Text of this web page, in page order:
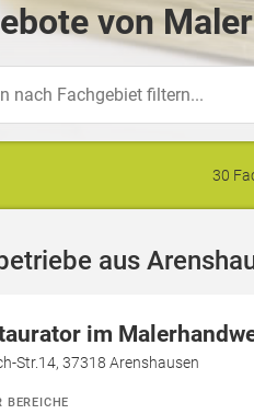
von
30
aus
im
Str.14, 37318 Arenshausen
BEREICHE